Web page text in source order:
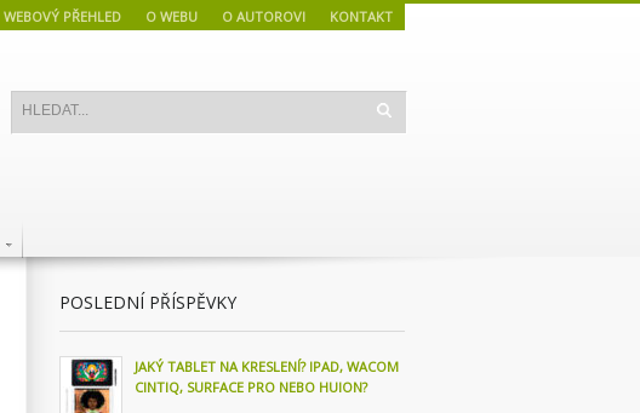
WEBOVÝ PŘEHLED O WEBU O AUTOROVI KONTAKT
POSLEDNÍ PŘÍSPĚVKY
JAKÝ TABLET NA KRESLENÍ? IPAD, WACOM
CINTIQ, SURFACE PRO NEBO HUION?